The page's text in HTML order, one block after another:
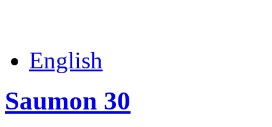
English
Saumon 30